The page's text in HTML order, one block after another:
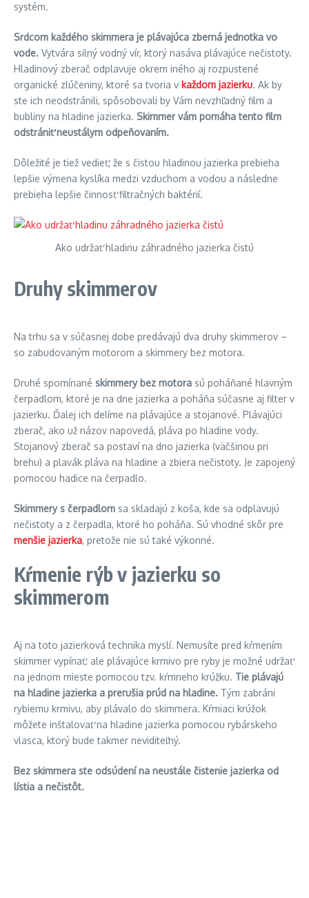
systém.
Srdcom každého skimmera je plávajúca zberná jednotka vo
vode. Vytvára silný vodný vír, ktorý nasáva plávajúce nečistoty.
Hladinový zberač odplavuje okrem iného aj rozpustené
organické zlúčeniny, ktoré sa tvoria v každom jazierku. Ak by
ste ich neodstránili, spôsobovali by Vám nevzhľadný film a
bubliny na hladine jazierka. Skimmer vám pomáha tento film
odstrániť neustálym odpeňovaním.
Dôležité je tiež vedieť, že s čistou hladinou jazierka prebieha
lepšie výmena kyslíka medzi vzduchom a vodou a následne
prebieha lepšie činnosť filtračných baktérií.
Ako udržať hladinu záhradného jazierka čistú
Druhy skimmerov
Na trhu sa v súčasnej dobe predávajú dva druhy skimmerov –
so zabudovaným motorom a skimmery bez motora.
Druhé spomínané skimmery bez motora sú poháňané hlavným
čerpadlom, ktoré je na dne jazierka a poháňa súčasne aj filter v
jazierku. Ďalej ich delíme na plávajúce a stojanové. Plávajúci
zberač, ako už názov napovedá, pláva po hladine vody.
Stojanový zberač sa postaví na dno jazierka (väčšinou pri
brehu) a plavák pláva na hladine a zbiera nečistoty. Je zapojený
pomocou hadice na čerpadlo.
Skimmery s čerpadlom sa skladajú z koša, kde sa odplavujú
nečistoty a z čerpadla, ktoré ho poháňa. Sú vhodné skôr pre
menšie jazierka, pretože nie sú také výkonné.
Kŕmenie rýb v jazierku so
skimmerom
Aj na toto jazierková technika myslí. Nemusíte pred kŕmením
skimmer vypínať, ale plávajúce krmivo pre ryby je možné udržať
na jednom mieste pomocou tzv. kŕmneho krúžku. Tie plávajú
na hladine jazierka a prerušia prúd na hladine. Tým zabráni
rybiemu krmivu, aby plávalo do skimmera. Kŕmiaci krúžok
môžete inštalovať na hladine jazierka pomocou rybárskeho
vlasca, ktorý bude takmer neviditeľný.
Bez skimmera ste odsúdení na neustále čistenie jazierka od
lístia a nečistôt.